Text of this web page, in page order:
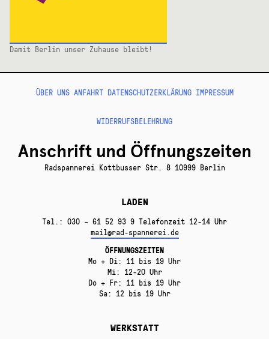
Damit Berlin unser Zuhause bleibt!
ÜBER UNS ANFAHRT DATENSCHUTZERKLÄRUNG IMPRESSUM
WIDERRUFSBELEHRUNG
Anschrift und Öffnungszeiten
Radspannerei Kottbusser Str. 8 10999 Berlin
LADEN
Tel.: 030 – 61 52 93 9 Telefonzeit 12-14 Uhr
mail@rad-spannerei.de
ÖFFNUNGSZEITEN
Mo + Di: 11 bis 19 Uhr
Mi: 12-20 Uhr
Do + Fr: 11 bis 19 Uhr
Sa: 12 bis 19 Uhr
WERKSTATT